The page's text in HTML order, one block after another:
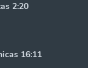
2:20
16:11